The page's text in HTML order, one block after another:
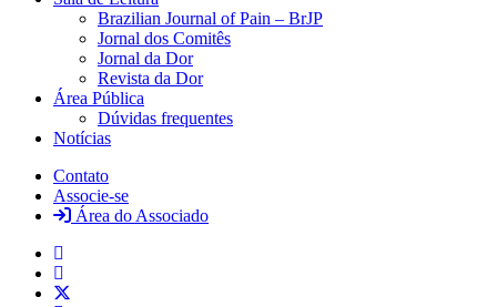
Brazilian Journal of Pain – BrJP
Jornal dos Comitês
Jornal da Dor
Revista da Dor
Área Pública
Dúvidas frequentes
Notícias
Contato
Associe-se
Área do Associado